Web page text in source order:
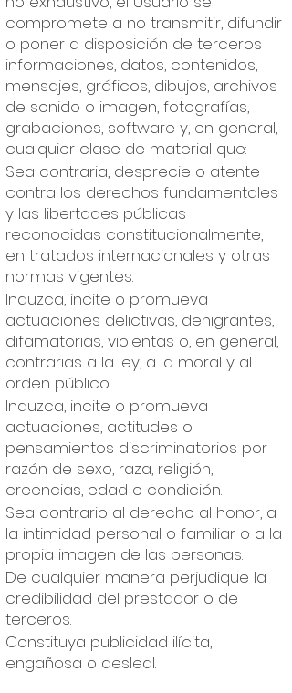
compromete a no transmitir, difundir
o poner a disposición de terceros
informaciones, datos, contenidos,
mensajes, gráficos, dibujos, archivos
de sonido o imagen, fotografías,
grabaciones, software y, en general,
cualquier clase de material que:
Sea contraria, desprecie o atente
contra los derechos fundamentales
y las libertades públicas
reconocidas constitucionalmente,
en tratados internacionales y otras
normas vigentes.
Induzca, incite o promueva
actuaciones delictivas, denigrantes,
difamatorias, violentas o, en general,
contrarias a la ley, a la moral y al
orden público.
Induzca, incite o promueva
actuaciones, actitudes o
pensamientos discriminatorios por
razón de sexo, raza, religión,
creencias, edad o condición.
Sea contrario al derecho al honor, a
la intimidad personal o familiar o a la
propia imagen de las personas.
De cualquier manera perjudique la
credibilidad del prestador o de
terceros.
Constituya publicidad ilícita,
engañosa o desleal.